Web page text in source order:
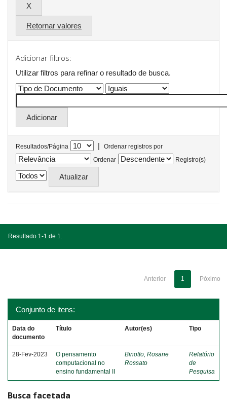
Retornar valores
Adicionar filtros:
Utilizar filtros para refinar o resultado de busca.
Resultados/Página |
Ordenar registros por
Ordenar
Registro(s)
Resultado 1-1 de 1.
Anterior 1 Póximo
Conjunto de itens:
Data do
documento
Título Autor(es) Tipo
28-Fev-2023
O pensamento
computacional no
ensino fundamental II
Binotto, Rosane
Rossato
Relatório
de
Pesquisa
Busca facetada